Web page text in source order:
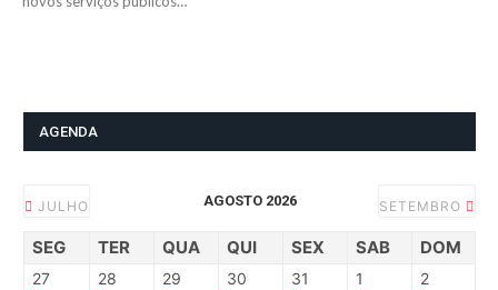
AGENDA
JULHO AGOSTO 2026 SETEMBRO
SEG TER QUA QUI SEX SAB DOM
27 28 29 30 31 1 2